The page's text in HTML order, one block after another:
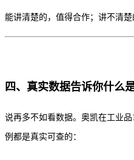
能讲清楚的，值得合作；讲不清楚
四、真实数据告诉你什么
说再多不如看数据。奥凯在工业
例都是真实可查的：